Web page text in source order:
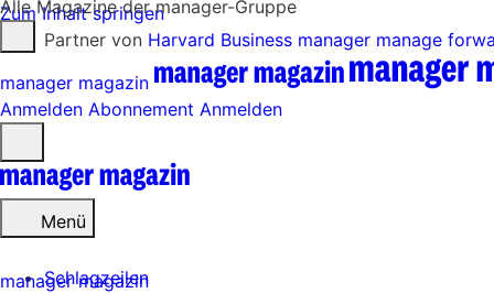
Zum Inhalt springen
Partner von Harvard Business manager manage
manager magazin
Anmelden Abonnement Anmelden
öffnen
Menü
Schlagzeilen
Alle Magazine der manager-Gruppe
manager magazin